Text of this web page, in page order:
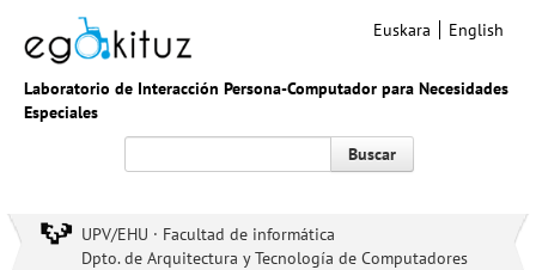
Laboratorio de Interacción Persona-Computador para Necesidades
Especiales
Euskara English
Buscar
UPV/EHU · Facultad de informática
Dpto. de Arquitectura y Tecnología de Computadores